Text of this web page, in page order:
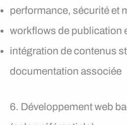
performance, sécurité et
workflows de publication
intégration de contenus
documentation associée
6. Développement web